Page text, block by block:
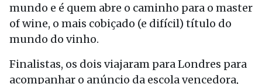
mundo e é quem abre o caminho para o master
of wine, o mais cobiçado (e difícil) título do
mundo do vinho.
Finalistas, os dois viajaram para Londres para
acompanhar o anúncio da escola vencedora,